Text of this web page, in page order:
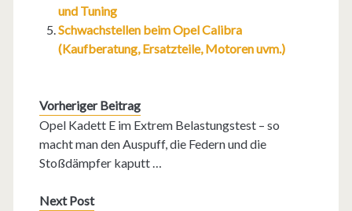
und Tuning
Schwachstellen beim Opel Calibra
(Kaufberatung, Ersatzteile, Motoren uvm.)
Vorheriger Beitrag
Opel Kadett E im Extrem Belastungstest – so
macht man den Auspuff, die Federn und die
Stoßdämpfer kaputt …
Next Post